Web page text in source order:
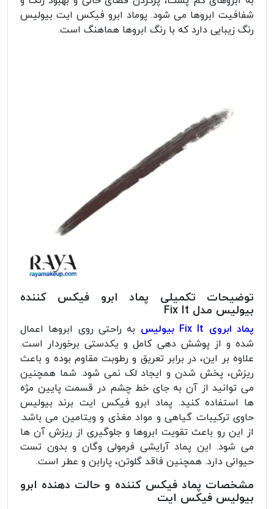
شفافیت ابروها می شود. پوماد ابرو فیکس ایت بیولیس
رنگ زیبایی دارد که با رنگ ابروها هماهنگ است.
توضیحات تکمیلی پماد ابرو فیکس کننده
بیولیس مدل Fix It
پماد ابروی Fix It بیولیس
به راحتی روی ابروها اعمال
شده و از پوشش دهی کامل و یکدستی برخوردار است.
علاوه بر این، در برابر تعریق و رطوبت مقاوم بوده و باعث
ریزش، پخش شدن و ایجاد لک نمی شود. شما همچنین
می توانید از آن به جای خط چشم در قسمت پایین مژه
ها استفاده کنید. پماد ابرو فیکس ایت برند بیولیس
حاوی ترکیبات گیاهی و مواد مغذی و ویتامین می باشد.
از این رو باعث تقویت ابروها و جلوگیری از ریزش آن ها
می شود. این پماد آرایشی فرمولی وگان و بدون تست
حیوانی دارد. همچنین فاقد گلوتن، پارابن و عطر است.
مشخصات پماد فیکس کننده و حالت دهنده ابرو
بیولیس فیکس ایت